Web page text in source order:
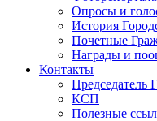
Опросы и
История
Почетные
Награды и
Контакты
Председатель
КСП
Полезные